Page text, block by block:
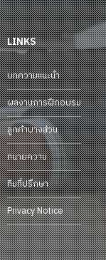
LINKS
บทความแนะนำ
ผลงานการฝึกอบรม
ลูกค้าบางส่วน
ทนายความ
ทีมที่ปรึกษา
Privacy Notice